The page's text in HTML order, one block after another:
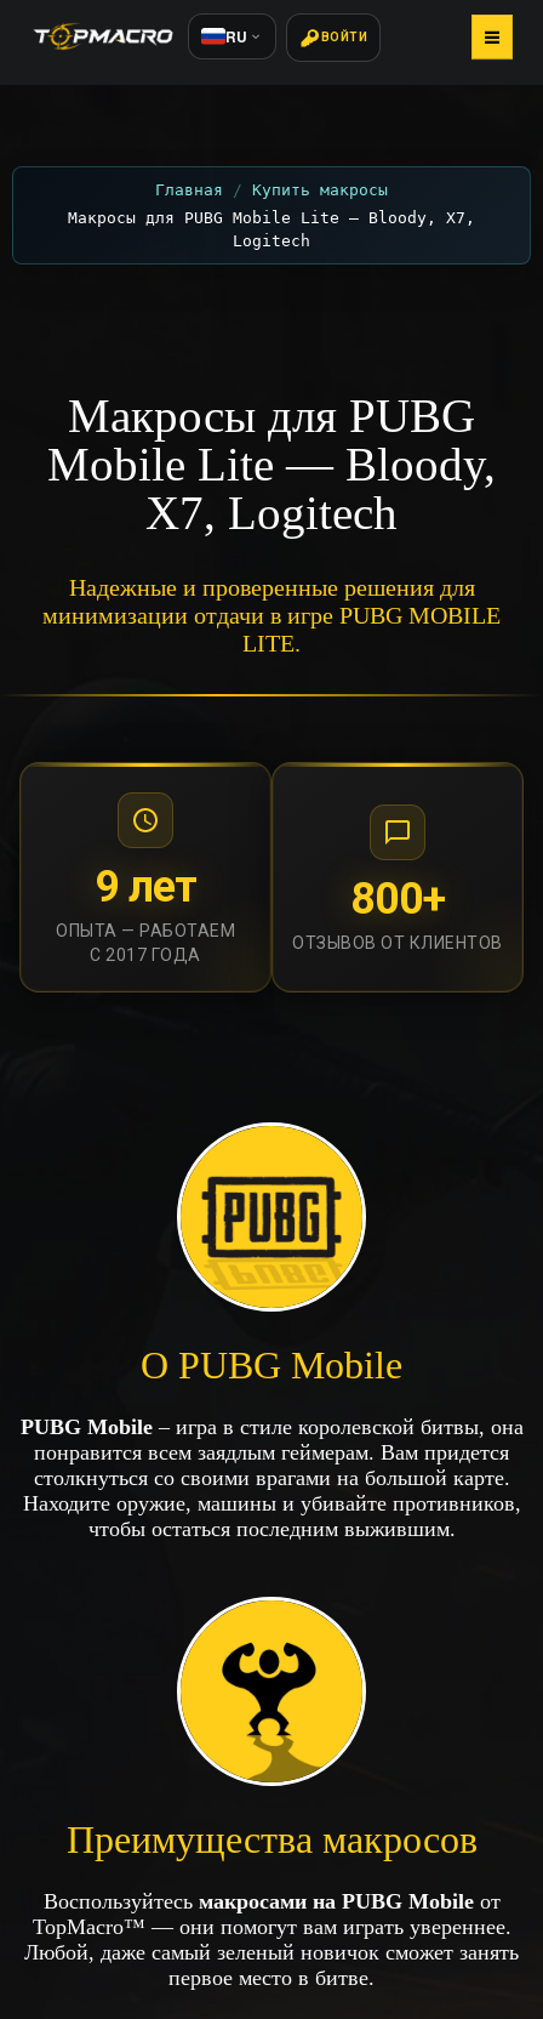
RU ВОЙТИ
КУПИТЬ МАКРОСЫ
КАК УСТАНОВИТЬ
КОНТАКТЫ
Главная
Купить макросы
Макросы для PUBG Mobile Lite — Bloody, X7,
Logitech
Макросы для PUBG
Mobile Lite — Bloody,
X7, Logitech
Надежные и проверенные решения для
минимизации отдачи в игре PUBG MOBILE
LITE.
9 лет
ОПЫТА — РАБОТАЕМ
С 2017 ГОДА
800+
ОТЗЫВОВ ОТ КЛИЕНТОВ
О PUBG Mobile
PUBG Mobile– игра в стиле королевской битвы, она
понравится всем заядлым геймерам. Вам придется
столкнуться со своими врагами на большой карте.
Находите оружие, машины и убивайте противников,
чтобы остаться последним выжившим.
Преимущества макросов
Воспользуйтесь макросами на PUBG Mobileот
TopMacro™ — они помогут вам играть увереннее.
Любой, даже самый зеленый новичок сможет занять
первое место в битве.